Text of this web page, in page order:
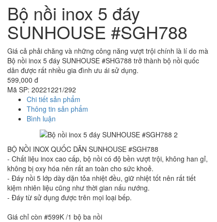
Bộ nồi inox 5 đáy
SUNHOUSE #SGH788
Giá cả phải chăng và những công năng vượt trội chính là lí do mà
Bộ nồi inox 5 đáy SUNHOUSE #SHG788 trở thành bộ nồi quốc
dân được rất nhiều gia đình ưu ái sử dụng.
599,000 đ
Mã SP: 20221221/292
Chi tiết sản phẩm
Thông tin sản phẩm
Bình luận
BỘ NỒI INOX QUỐC DÂN SUNHOUSE #SGH788
- Chất liệu inox cao cấp, bộ nồi có độ bền vượt trội, không han gỉ,
không bị oxy hóa nên rất an toàn cho sức khoẻ.
- Đáy nồi 5 lớp dày dặn tỏa nhiệt đều, giữ nhiệt tốt nên rất tiết
kiệm nhiên liệu cũng như thời gian nấu nướng.
- Đáy từ sử dụng được trên mọi loại bếp.
Giá chỉ còn #599K /1 bộ ba nồi